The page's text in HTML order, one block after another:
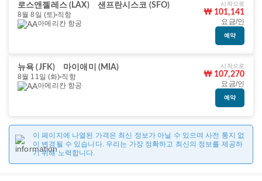
로스앤젤레스 (LAX)
샌프란시스코 (SFO)
8월 8일 (토) 직항
아메리칸 항공
시작으로
₩ 101,141
요금/인
예약
뉴욕 (JFK)
마이애미 (MIA)
8월 11일 (화) 직항
아메리칸 항공
시작으로
₩ 107,270
요금/인
예약
이 페이지에 나열된 가격은 최신 정보가 아닐 수 있으며 사전 통지 없
이 변경될 수 있습니다. 우리는 가장 정확하고 최신의 정보를 제공하
기 위해 노력합니다.